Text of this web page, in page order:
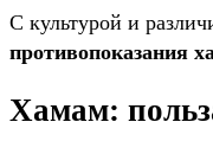
С культурой и
противопоказания
Хамам: